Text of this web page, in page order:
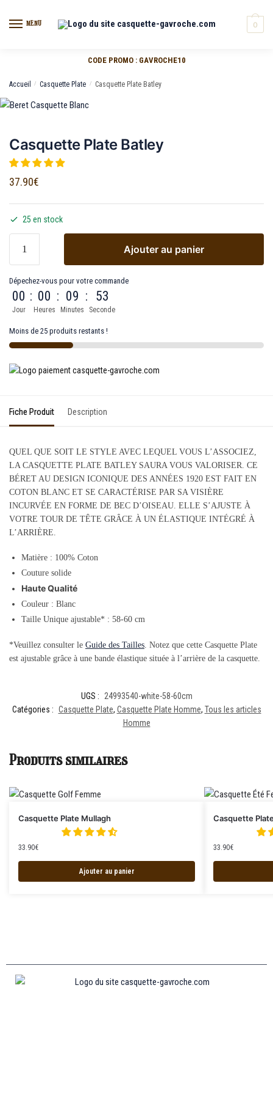
MENU 0
CODE PROMO : GAVROCHE10
Accueil / Casquette Plate / Casquette Plate Batley
Casquette Plate Batley
37.90€
25 en stock
Ajouter au panier
Dépechez-vous pour votre commande
00
Jour
: 00
Heures
: 09
Minutes
: 53
Seconde
Moins de 25 produits restants !
Fiche Produit Description
QUEL QUE SOIT LE STYLE AVEC LEQUEL VOUS L’ASSOCIEZ,
LA CASQUETTE PLATE BATLEY SAURA VOUS VALORISER. CE
BÉRET AU DESIGN ICONIQUE DES ANNÉES 1920 EST FAIT EN
COTON BLANC ET SE CARACTÉRISE PAR SA VISIÈRE
INCURVÉE EN FORME DE BEC D’OISEAU. ELLE S’AJUSTE À
VOTRE TOUR DE TÊTE GRÂCE À UN ÉLASTIQUE INTÉGRÉ À
L’ARRIÈRE.
Matière : 100% Coton
Couture solide
Haute Qualité
Couleur : Blanc
Taille Unique ajustable* : 58-60 cm
*Veuillez consulter le Guide des Tailles . Notez que cette Casquette Plate
est ajustable grâce à une bande élastique située à l’arrière de la casquette.
UGS : 24993540-white-58-60cm
Catégories : Casquette Plate, Casquette Plate Homme, Tous les articles
Homme
Produits similaires
Casquette Plate Mullagh
33.90€
Ajouter au panier
Casquette
33.90€